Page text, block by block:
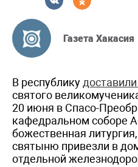
Газета Хакасия
В республику
святого
20 июня в Спасо-
кафедральном соборе
божественная
святыню привезли в
отдельной